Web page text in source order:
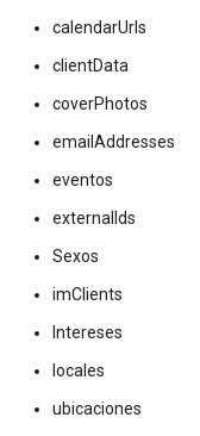
calendarUrls
clientData
coverPhotos
emailAddresses
eventos
externalIds
Sexos
imClients
Intereses
locales
ubicaciones